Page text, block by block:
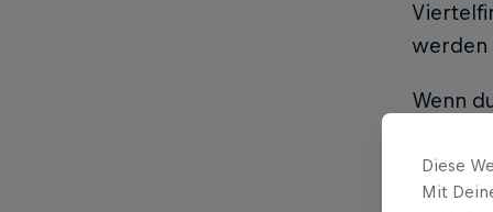
werden
Wenn
Diese
Mit